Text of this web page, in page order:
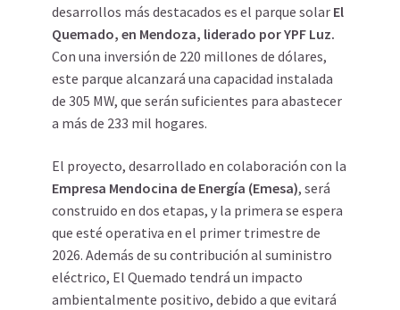
desarrollos más destacados es el parque solar El
Quemado, en Mendoza, liderado por YPF Luz.
Con una inversión de 220 millones de dólares,
este parque alcanzará una capacidad instalada
de 305 MW, que serán suficientes para abastecer
a más de 233 mil hogares.
El proyecto, desarrollado en colaboración con la
Empresa Mendocina de Energía (Emesa), será
construido en dos etapas, y la primera se espera
que esté operativa en el primer trimestre de
2026. Además de su contribución al suministro
eléctrico, El Quemado tendrá un impacto
ambientalmente positivo, debido a que evitará